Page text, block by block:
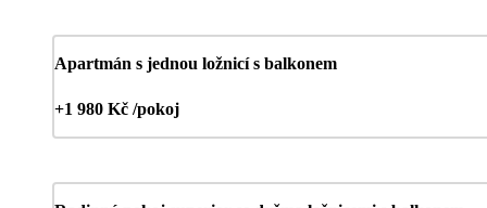
Apartmán s jednou ložnicí s balkonem
+1 980 Kč /pokoj